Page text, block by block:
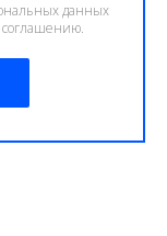
данных
соглашению.